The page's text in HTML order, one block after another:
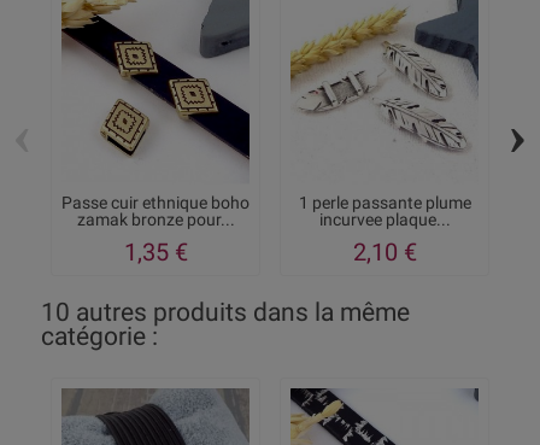
Passe cuir ethnique boho
zamak bronze pour...
1,35 €
1 perle passante plume
incurvee plaque...
2,10 €
›
10 autres produits dans la même
catégorie :